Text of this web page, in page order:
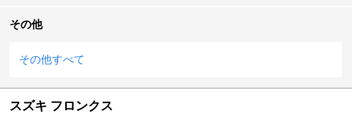
その他
その他すべて
スズキ フロンクス